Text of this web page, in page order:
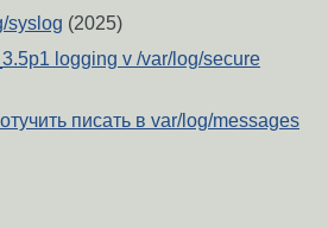
syslog (2025)
logging v /var/log/secure
писать в var/log/messages